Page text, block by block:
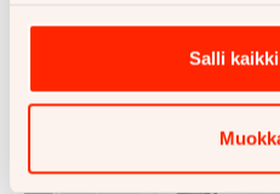
Salli